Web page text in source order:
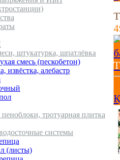
штукатурка, шпатлёвка
смесь (пескобетон)
извёстка, алебастр
тротуарная плитка
системы
(листы)